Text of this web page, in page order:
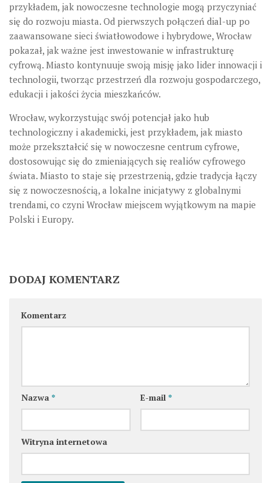
przykładem, jak nowoczesne technologie mogą przyczyniać
się do rozwoju miasta. Od pierwszych połączeń dial-up po
zaawansowane sieci światłowodowe i hybrydowe, Wrocław
pokazał, jak ważne jest inwestowanie w infrastrukturę
cyfrową. Miasto kontynuuje swoją misję jako lider innowacji i
technologii, tworząc przestrzeń dla rozwoju gospodarczego,
edukacji i jakości życia mieszkańców.
Wrocław, wykorzystując swój potencjał jako hub
technologiczny i akademicki, jest przykładem, jak miasto
może przekształcić się w nowoczesne centrum cyfrowe,
dostosowując się do zmieniających się realiów cyfrowego
świata. Miasto to staje się przestrzenią, gdzie tradycja łączy
się z nowoczesnością, a lokalne inicjatywy z globalnymi
trendami, co czyni Wrocław miejscem wyjątkowym na mapie
Polski i Europy.
DODAJ KOMENTARZ
Komentarz
Nazwa * E-mail *
Witryna internetowa